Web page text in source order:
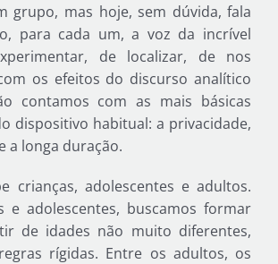
grupo, mas hoje, sem dúvida, fala
para cada um, a voz da incrível
de localizar, de nos
os efeitos do discurso analítico
contamos com as mais básicas
dispositivo habitual: a privacidade,
a longa duração.
crianças, adolescentes e adultos.
e adolescentes, buscamos formar
de idades não muito diferentes,
rígidas. Entre os adultos, os